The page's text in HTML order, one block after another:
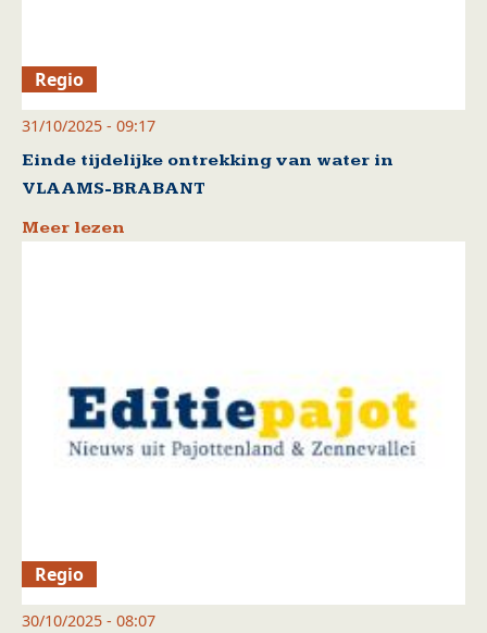
Regio
31/10/2025 - 09:17
Einde tijdelijke ontrekking van water in
VLAAMS-BRABANT
Meer lezen
Regio
30/10/2025 - 08:07